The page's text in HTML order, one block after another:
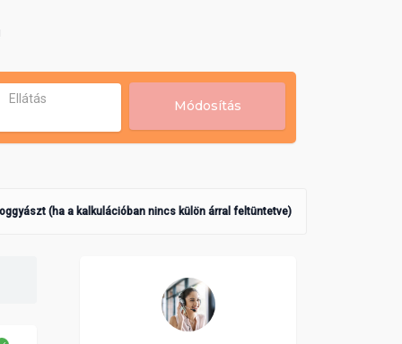
Ellátás Módosítás
(ha a kalkulációban nincs külön árral feltüntetve)